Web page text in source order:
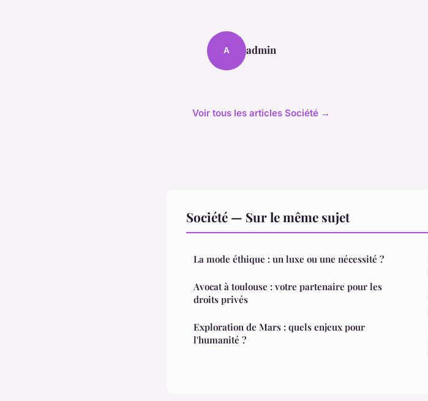
A admin
Voir tous les articles Société →
Société — Sur le même sujet
La mode éthique : un luxe ou une nécessité ?
Avocat à toulouse : votre partenaire pour les
droits privés
Exploration de Mars : quels enjeux pour
l'humanité ?